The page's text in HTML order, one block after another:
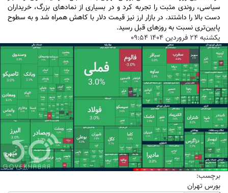
سیاسی، روندی مثبت را تجربه کرد و در بسیاری از نماد‌های بزرگ، خریداران
دست بالا را داشتند. در بازار ارز نیز قیمت دلار با کاهش همراه شد و به سطوح
پایین‌تری نسبت به روز‌های قبل رسید.
يكشنبه ۲۴ فروردين ۱۴۰۴ ۰۹:۵۴
برچسب:
بورس تهران